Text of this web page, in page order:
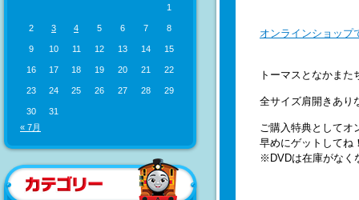
1
2 3 4 5 6 7 8
9 10 11 12 13 14 15
16 17 18 19 20 21 22
23 24 25 26 27 28 29
30
31
« 7月
オンラインショップ
トーマスとなかま
全サイズ肩開きあり
ご購入特典としてオ
早めにゲットしてね
※DVDは在庫がなく